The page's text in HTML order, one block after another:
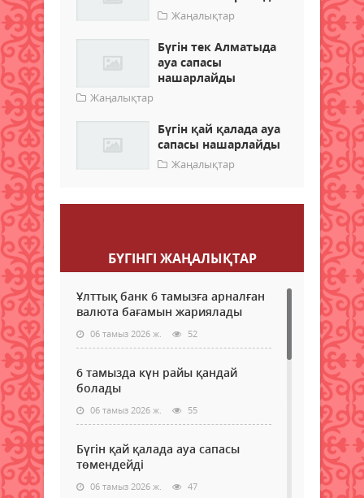
Жаңалықтар
Бүгін тек Алматыда
ауа сапасы
нашарлайды
Жаңалықтар
Бүгін қай қалада ауа
сапасы нашарлайды
Жаңалықтар
БҮГІНГI ЖАҢАЛЫҚТАР
Ұлттық банк 6 тамызға арналған
валюта бағамын жариялады
06 тамыз 2026 ж. 52
6 тамызда күн райы қандай
болады
06 тамыз 2026 ж. 55
Бүгін қай қалада ауа сапасы
төмендейді
06 тамыз 2026 ж. 47